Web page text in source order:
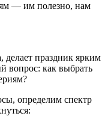
— им полезно, нам
делает праздник ярким
вопрос: как выбрать
определим спектр